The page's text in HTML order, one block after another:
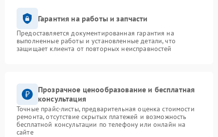
Гарантия на работы и запчасти
Предоставляется документированная гарантия на
выполненные работы и установленные детали, что
защищает клиента от повторных неисправностей
Прозрачное ценообразование и бесплатная
консультация
Точные прайс-листы, предварительная оценка стоимости
ремонта, отсутствие скрытых платежей и возможность
бесплатной консультации по телефону или онлайн на
сайте